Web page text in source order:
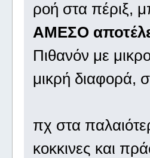
ροή στα πέριξ,
ΑΜΕΣΟ
Πιθανόν με
μικρή διαφορά,
πχ στα
κοκκινες και